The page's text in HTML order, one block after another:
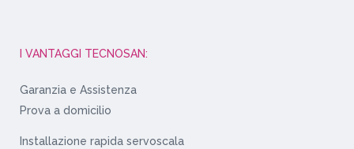
I VANTAGGI TECNOSAN:
Garanzia e Assistenza
Prova a domicilio
Installazione rapida servoscala